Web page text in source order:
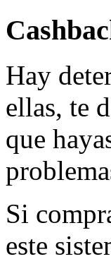
Hay
ellas, te
que
Si
este